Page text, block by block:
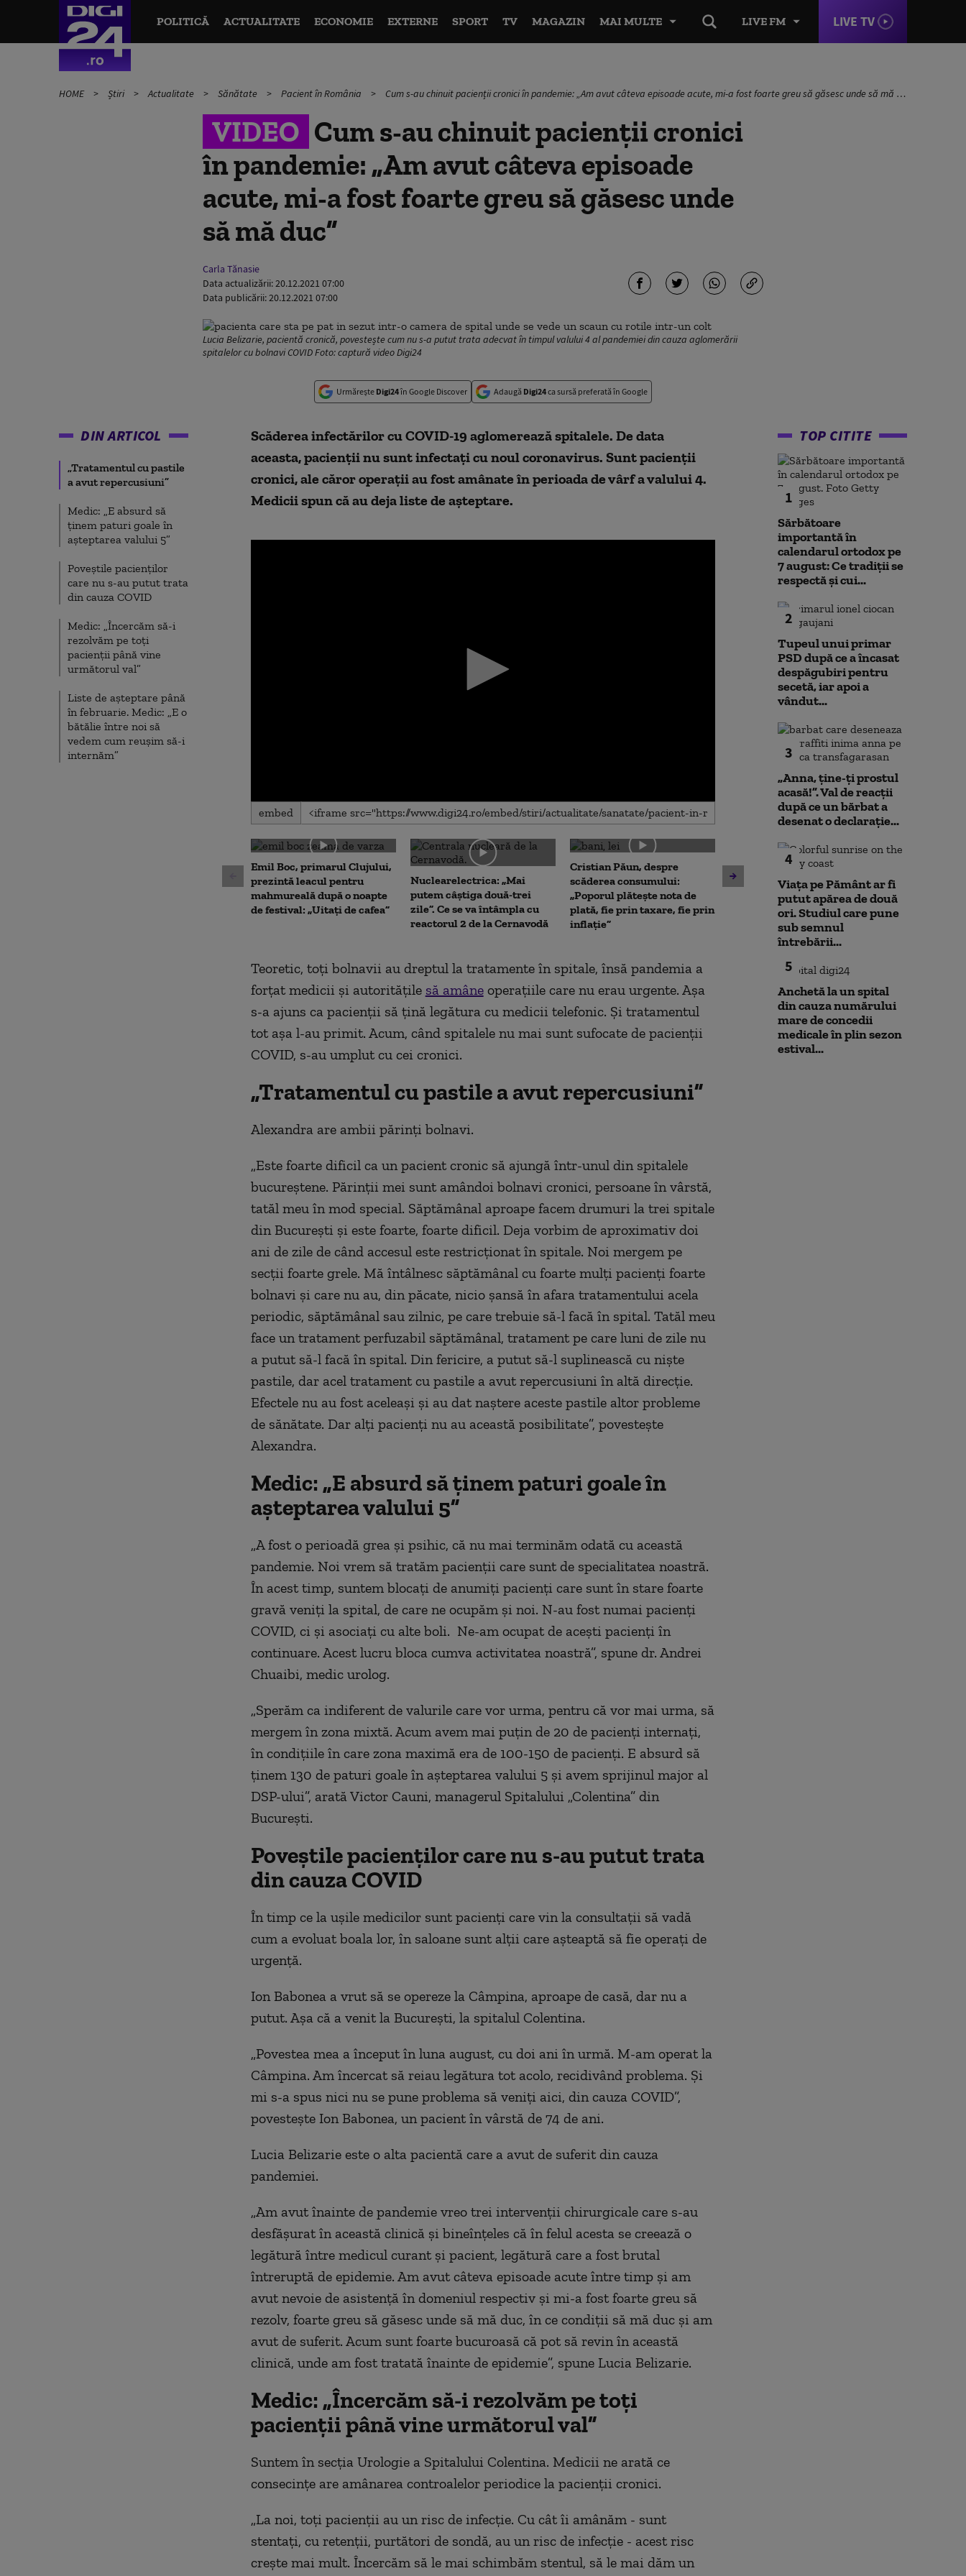
LIVE FM LIVE TV
POLITICĂ ACTUALITATE ECONOMIE EXTERNE SPORT TV MAGAZIN MAI MULTE
HOME Știri Actualitate Sănătate Pacient în România Cum s-au chinuit pacienții cronici în pandemie: „Am avut câteva episoade acute, mi-a fost foarte greu să găsesc unde să mă duc”
VIDEO Cum s-au chinuit pacienții cronici
în pandemie: „Am avut câteva episoade
acute, mi-a fost foarte greu să găsesc unde
să mă duc”
Carla Tănasie
Data actualizării:20.12.2021 07:00
Data publicării:20.12.2021 07:00
Lucia Belizarie, pacientă cronică, povestește cum nu s-a putut trata adecvat în timpul valului 4 al pandemiei din cauza aglomerării
spitalelor cu bolnavi COVID Foto: captură video Digi24
Urmărește Digi24în Google Discover Adaugă Digi24ca sursă preferată în Google
DIN ARTICOL
„Tratamentul cu pastile
a avut repercusiuni”
Medic: „E absurd să
ținem paturi goale în
așteptarea valului 5”
Poveștile pacienților
care nu s-au putut trata
din cauza COVID
Medic: „Încercăm să-i
rezolvăm pe toți
pacienții până vine
următorul val”
Liste de așteptare până
în februarie. Medic: „E o
bătălie între noi să
vedem cum reușim să-i
internăm”
Scăderea infectărilor cu COVID-19 aglomerează spitalele. De data
aceasta, pacienții nu sunt infectați cu noul coronavirus. Sunt pacienții
cronici, ale căror operații au fost amânate în perioada de vârf a valului 4.
Medicii spun că au deja liste de aşteptare.
0
seconds
0
secondsVolume
90%
embed
Emil Boc, primarul Clujului,
prezintă leacul pentru
mahmureală după o noapte
de festival: „Uitați de cafea”
Nuclearelectrica: „Mai
putem câștiga două-trei
zile”. Ce se va întâmpla cu
reactorul 2 de la Cernavodă
Cristian Păun, despre
scăderea consumului:
„Poporul plătește nota de
plată, fie prin taxare, fie prin
inflație”
Antrenament cu miză:
pușcașii marini români au
testat vehiculele de asalt
amfibiu AAV-7 alături de
militarii SUA
10 luni de la
Rahova:
așteaptă să
Primarul
Teoretic, toţi bolnavii au dreptul la tratamente în spitale, însă pandemia a
forțat medicii şi autorităţile să amâneoperaţiile care nu erau urgente. Aşa
s-a ajuns ca pacienţii să ţină legătura cu medicii telefonic. Și tratamentul
tot așa l-au primit. Acum, când spitalele nu mai sunt sufocate de pacienții
COVID, s-au umplut cu cei cronici.
„Tratamentul cu pastile a avut repercusiuni”
Alexandra are ambii părinţi bolnavi.
„Este foarte dificil ca un pacient cronic să ajungă într-unul din spitalele
bucureștene. Părinții mei sunt amândoi bolnavi cronici, persoane în vârstă,
tatăl meu în mod special. Săptămânal aproape facem drumuri la trei spitale
din București și este foarte, foarte dificil. Deja vorbim de aproximativ doi
ani de zile de când accesul este restricționat în spitale. Noi mergem pe
secții foarte grele. Mă întâlnesc săptămânal cu foarte mulți pacienți foarte
bolnavi și care nu au, din păcate, nicio șansă în afara tratamentului acela
periodic, săptămânal sau zilnic, pe care trebuie să-l facă în spital. Tatăl meu
face un tratament perfuzabil săptămânal, tratament pe care luni de zile nu
a putut să-l facă în spital. Din fericire, a putut să-l suplinească cu niște
pastile, dar acel tratament cu pastile a avut repercusiuni în altă direcție.
Efectele nu au fost aceleași și au dat naștere aceste pastile altor probleme
de sănătate. Dar alți pacienți nu au această posibilitate”, povestește
Alexandra.
Medic: „E absurd să ținem paturi goale în
așteptarea valului 5”
„A fost o perioadă grea și psihic, că nu mai terminăm odată cu această
pandemie. Noi vrem să tratăm pacienții care sunt de specialitatea noastră.
În acest timp, suntem blocați de anumiți pacienți care sunt în stare foarte
gravă veniți la spital, de care ne ocupăm și noi. N-au fost numai pacienți
COVID, ci și asociați cu alte boli. Ne-am ocupat de acești pacienți în
continuare. Acest lucru bloca cumva activitatea noastră”, spune dr. Andrei
Chuaibi, medic urolog.
„Sperăm ca indiferent de valurile care vor urma, pentru că vor mai urma, să
mergem în zona mixtă. Acum avem mai puțin de 20 de pacienți internați,
în condițiile în care zona maximă era de 100-150 de pacienți. E absurd să
ținem 130 de paturi goale în așteptarea valului 5 și avem sprijinul major al
DSP-ului”, arată Victor Cauni, managerul Spitalului „Colentina” din
București.
Poveștile pacienților care nu s-au putut trata
din cauza COVID
În timp ce la uşile medicilor sunt pacienţi care vin la consultaţii să vadă
cum a evoluat boala lor, în saloane sunt alţii care aşteaptă să fie operaţi de
urgenţă.
Ion Babonea a vrut să se opereze la Câmpina, aproape de casă, dar nu a
putut. Aşa că a venit la Bucureşti, la spitalul Colentina.
„Povestea mea a început în luna august, cu doi ani în urmă. M-am operat la
Câmpina. Am încercat să reiau legătura tot acolo, recidivând problema. Și
mi s-a spus nici nu se pune problema să veniți aici, din cauza COVID”,
povestește Ion Babonea, un pacient în vârstă de 74 de ani.
Lucia Belizarie este o alta pacientă care a avut de suferit din cauza
pandemiei.
„Am avut înainte de pandemie vreo trei intervenții chirurgicale care s-au
desfășurat în această clinică și bineînțeles că în felul acesta se creează o
legătură între medicul curant și pacient, legătură care a fost brutal
întreruptă de epidemie. Am avut câteva episoade acute între timp și am
avut nevoie de asistență în domeniul respectiv și mi-a fost foarte greu să
rezolv, foarte greu să găsesc unde să mă duc, în ce condiții să mă duc și am
avut de suferit. Acum sunt foarte bucuroasă că pot să revin în această
clinică, unde am fost tratată înainte de epidemie”, spune Lucia Belizarie.
Medic: „Încercăm să-i rezolvăm pe toți
pacienții până vine următorul val”
Suntem în secţia Urologie a Spitalului Colentina. Medicii ne arată ce
consecințe are amânarea controalelor periodice la pacienţii cronici.
„La noi, toți pacienții au un risc de infecție. Cu cât îi amânăm - sunt
stentați, cu retenții, purtători de sondă, au un risc de infecție - acest risc
crește mai mult. Încercăm să le mai schimbăm stentul, să le mai dăm un
TOP CITITE
1
Sărbătoare
importantă în
calendarul ortodox pe
7 august: Ce tradiții se
respectă și cui...
2
Tupeul unui primar
PSD după ce a încasat
despăgubiri pentru
secetă, iar apoi a
vândut...
3
„Anna, ţine-ţi prostul
acasă!”. Val de reacții
după ce un bărbat a
desenat o declarație...
4
Viața pe Pământ ar fi
putut apărea de două
ori. Studiul care pune
sub semnul
întrebării...
5
Anchetă la un spital
din cauza numărului
mare de concedii
medicale în plin sezon
estival...